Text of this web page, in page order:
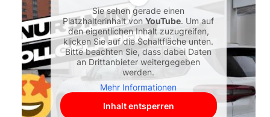
Sie sehen gerade einen
Platzhalterinhalt vonYouTube. Um auf
den eigentlichen Inhalt zuzugreifen,
klicken Sie auf die Schaltfläche unten.
Bitte beachten Sie, dass dabei Daten
an Drittanbieter weitergegeben
werden.
Mehr Informationen
Inhalt entsperren